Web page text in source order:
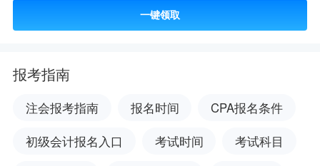
一键领取
报考指南
注会报考指南 报名时间
CPA报名条件
初级会计报名入口
考试时间 考试科目